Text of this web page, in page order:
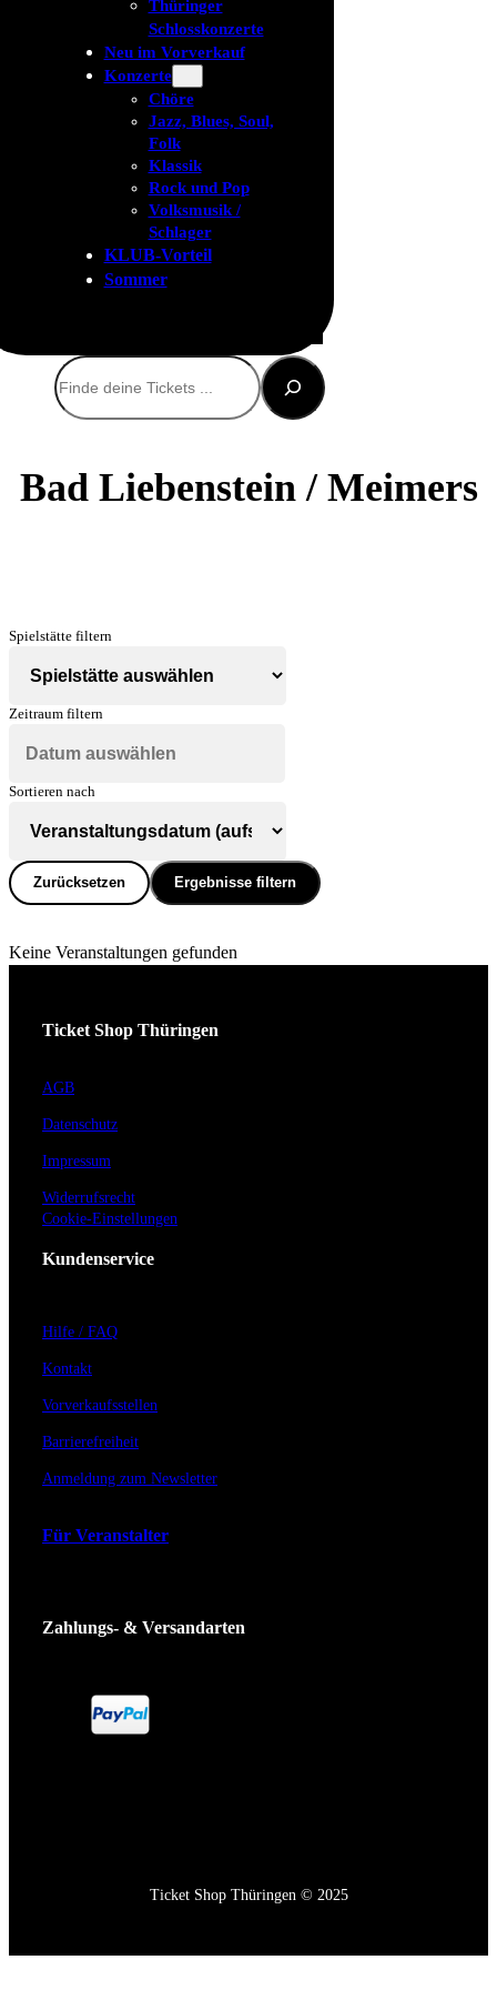
Thüringer
Schlosskonzerte
Neu im Vorverkauf
Konzerte
Chöre
Jazz, Blues, Soul,
Folk
Klassik
Rock und Pop
Volksmusik /
Schlager
KLUB-Vorteil
Sommer
Suchen
Bad Liebenstein / Meimers
Spielstätte filtern
Zeitraum filtern
Sortieren nach
Zurücksetzen Ergebnisse filtern
Keine Veranstaltungen gefunden
Ticket Shop Thüringen
AGB
Datenschutz
Impressum
Widerrufsrecht
Cookie-Einstellungen
Kundenservice
Hilfe / FAQ
Kontakt
Vorverkaufsstellen
Barrierefreiheit
Anmeldung zum Newsletter
Für Veranstalter
Zahlungs- & Versandarten
Ticket Shop Thüringen © 2025